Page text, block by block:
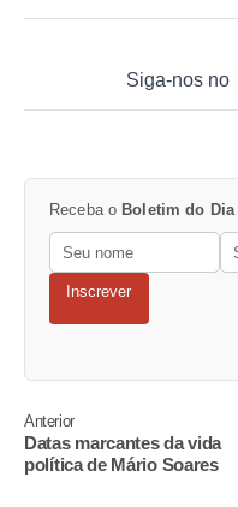
Siga-nos no
Receba o Boletim do Dia
Inscrever
Anterior
Datas marcantes da vida
política de Mário Soares